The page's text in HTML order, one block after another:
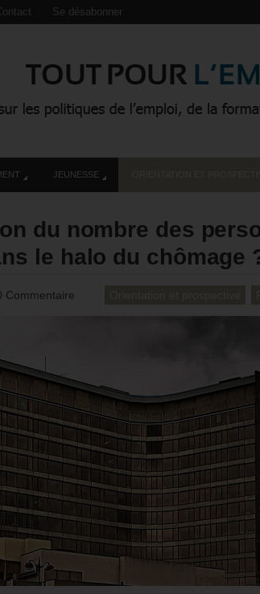
Se désabonner
JEUNESSE
du nombre des
le halo du chômage
Commentaire